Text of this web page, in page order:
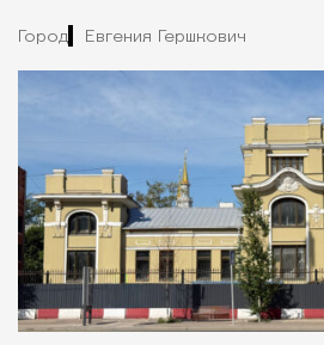
Город Евгения Гершкович